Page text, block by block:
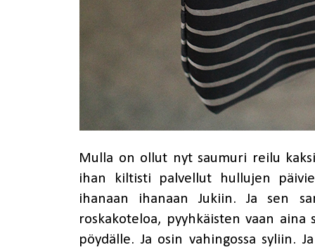
Mulla on ollut nyt saumuri reilu
ihan kiltisti palvellut hullujen
ihanaan ihanaan Jukiin. Ja sen
roskakoteloa, pyyhkäisten vaan
pöydälle. Ja osin vahingossa syliin.